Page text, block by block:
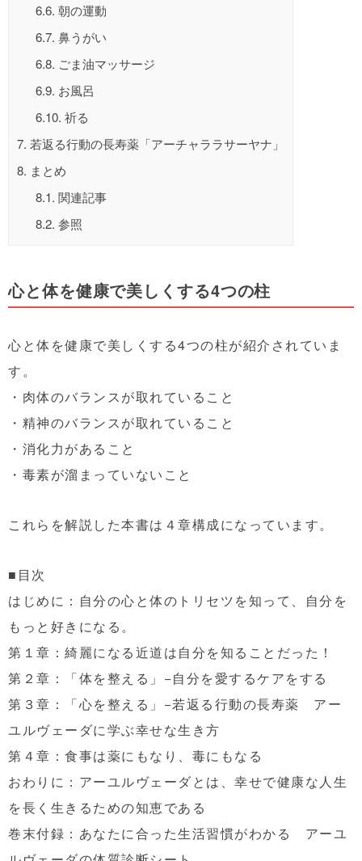
6.6. 朝の運動
6.7. 鼻うがい
6.8. ごま油マッサージ
6.9. お風呂
6.10. 祈る
7. 若返る行動の長寿薬「アーチャララサーヤナ」
8. まとめ
8.1. 関連記事
8.2. 参照
心と体を健康で美しくする4つの柱
心と体を健康で美しくする4つの柱が紹介されていま
す。
・肉体のバランスが取れていること
・精神のバランスが取れていること
・消化力があること
・毒素が溜まっていないこと
これらを解説した本書は４章構成になっています。
■目次
はじめに：自分の心と体のトリセツを知って、自分を
もっと好きになる。
第１章：綺麗になる近道は自分を知ることだった！
第２章：「体を整える」−自分を愛するケアをする
第３章：「心を整える」−若返る行動の長寿薬 アー
ユルヴェーダに学ぶ幸せな生き方
第４章：食事は薬にもなり、毒にもなる
おわりに：アーユルヴェーダとは、幸せで健康な人生
を長く生きるための知恵である
巻末付録：あなたに合った生活習慣がわかる アーユ